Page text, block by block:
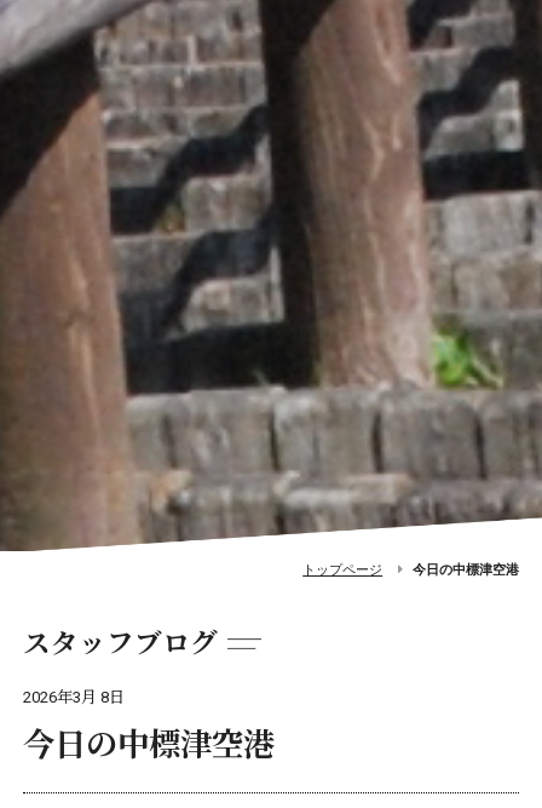
トップページ 今日の中標津空港
スタッフブログ
2026年3月 8日
今日の中標津空港